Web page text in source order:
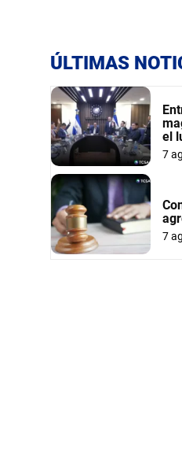
ÚLTIMAS
el
7
7